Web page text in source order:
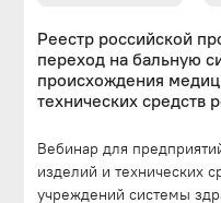
Реестр российской
переход на бальную
происхождения
технических средств
Вебинар для
изделий и технических
учреждений системы